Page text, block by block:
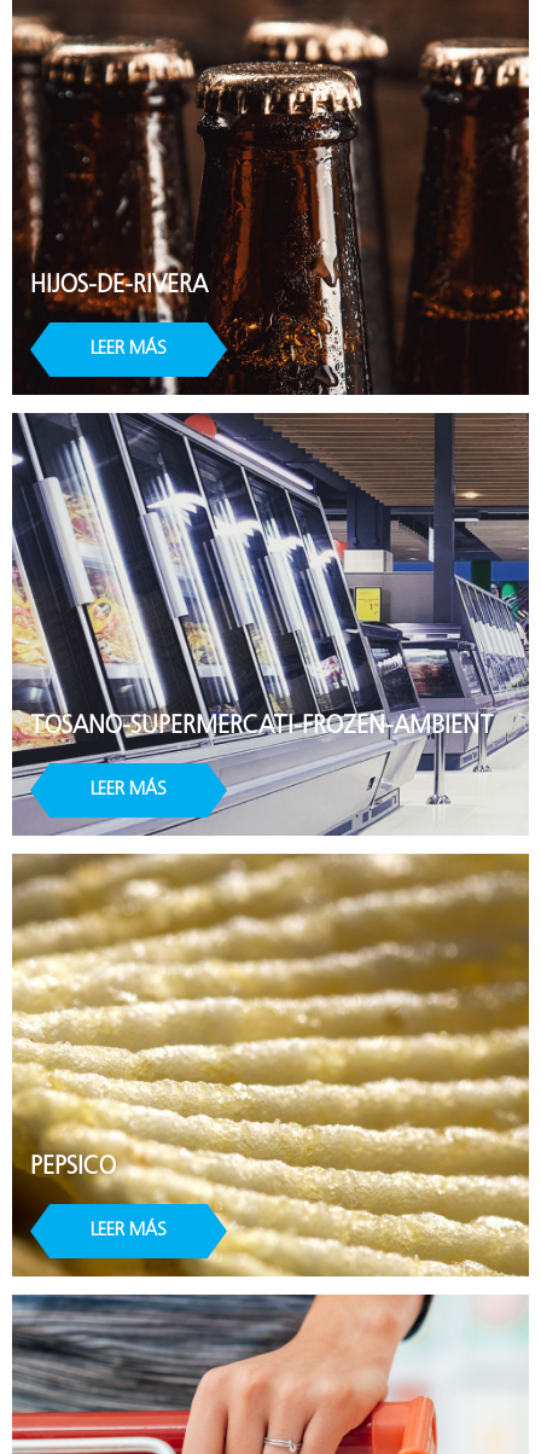
HIJOS-DE-RIVERA
LEER MÁS
TOSANO-SUPERMERCATI-FROZEN-AMBIENT
LEER MÁS
PEPSICO
LEER MÁS